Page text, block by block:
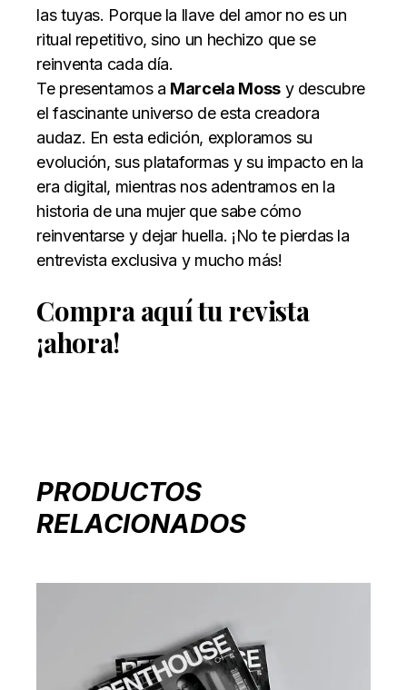
las tuyas. Porque la llave del amor no es un
ritual repetitivo, sino un hechizo que se
reinventa cada día.
Te presentamos a Marcela Mossy descubre
el fascinante universo de esta creadora
audaz. En esta edición, exploramos su
evolución, sus plataformas y su impacto en la
era digital, mientras nos adentramos en la
historia de una mujer que sabe cómo
reinventarse y dejar huella. ¡No te pierdas la
entrevista exclusiva y mucho más!
Compra aquí tu revista
¡ahora!
PRODUCTOS
RELACIONADOS